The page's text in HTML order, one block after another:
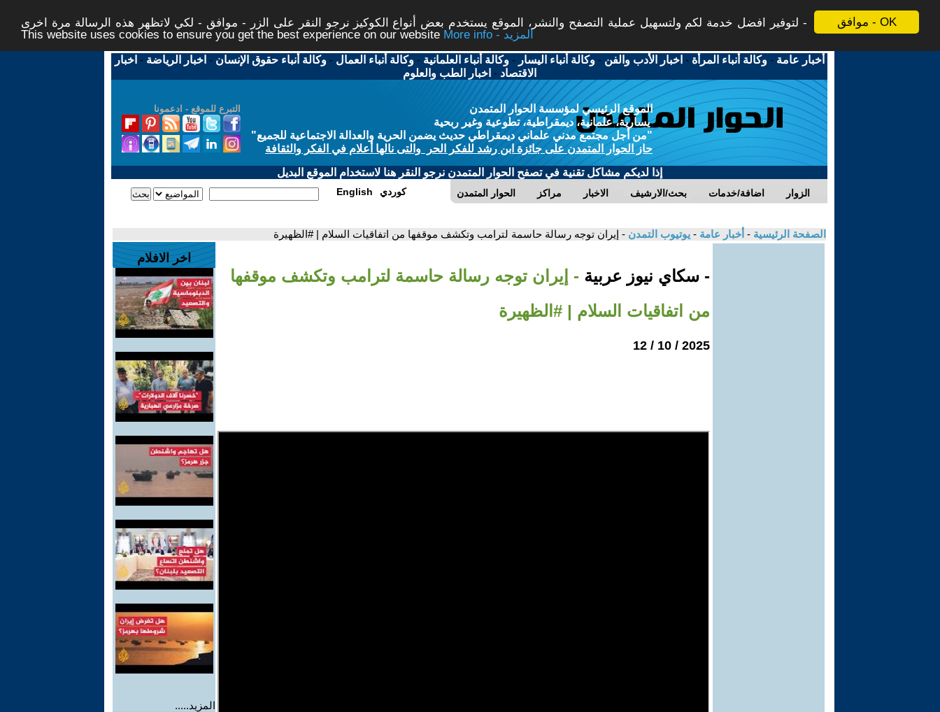
موافق - OK
لتوفير افضل خدمة لكم ولتسهيل عملية التصفح والنشر، الموقع يستخدم بعض أنواع الكوكيز نرجو النقر على الزر - موافق - لكي لاتظهر هذه الرسالة مرة اخرى -
This website uses cookies to ensure you get the best experience on our website
More info - المزيد
أخبار عامة -وكالة أنباء المرأة - اخبار الأدب والفن -وكالة أنباء اليسار -وكالة أنباء العلمانية -وكالة أنباء العمال -وكالة أنباء حقوق الإنسان - اخبار الرياضة - اخبار
الاقتصاد - اخبار الطب والعلوم
التبرع للموقع - ادعمونا
الموقع الرئيسي لمؤسسة الحوار المتمدن
يسارية، علمانية، ديمقراطية، تطوعية وغير ربحية
"من أجل مجتمع مدني علماني ديمقراطي حديث يضمن الحرية والعدالة الاجتماعية للجميع"
حاز الحوار المتمدن على جائزة ابن رشد للفكر الحر والتى نالها أعلام في الفكر والثقافة
إذا لديكم مشاكل تقنية في تصفح الحوار المتمدن نرجو النقر هنا لاستخدام الموقع البديل
الحوار المتمدن مراكز الاخبار بحث/الارشيف اضافة/خدمات الزوار English كوردي
الصفحة الرئيسية - أخبار عامة - يوتيوب التمدن - إيران توجه رسالة حاسمة لترامب وتكشف موقفها من اتفاقيات السلام | #الظهيرة
- سكاي نيوز عربية - إيران توجه رسالة حاسمة لترامب وتكشف موقفها
من اتفاقيات السلام | #الظهيرة
2025 / 10 / 12
اخر الافلام
المزيد.....